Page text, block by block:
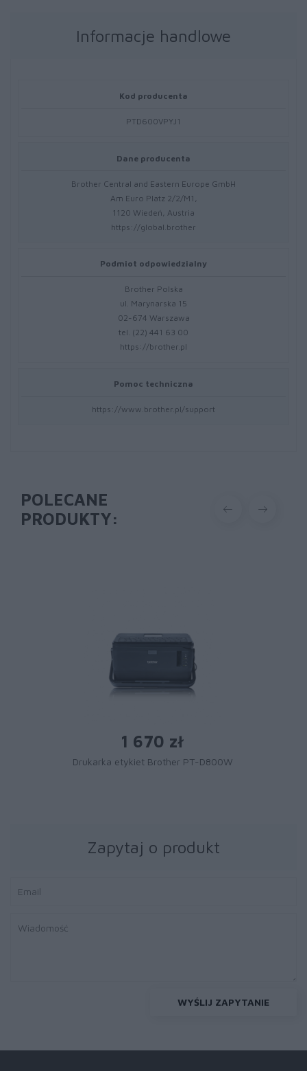
Informacje handlowe
Kod producenta
PTD600VPYJ1
Dane producenta
Brother Central and Eastern Europe GmbH
Am Euro Platz 2/2/M1,
1120 Wiedeń, Austria
https://global.brother
Podmiot odpowiedzialny
Brother Polska
ul. Marynarska 15
02-674 Warszawa
tel. (22) 441 63 00
https://brother.pl
Pomoc techniczna
https://www.brother.pl/support
POLECANE
PRODUKTY:
1 670 zł
Drukarka etykiet Brother PT-D800W
Zapytaj o produkt
WYŚLIJ ZAPYTANIE